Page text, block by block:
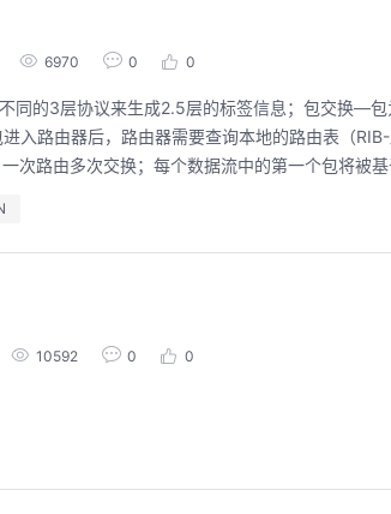
6970 0 0
同的3层协议来生成2.5层的标签信息；包交换—包
入路由器后，路由器需要查询本地的路由表（
次路由多次交换；每个数据流中的第一个包将被
10592 0 0